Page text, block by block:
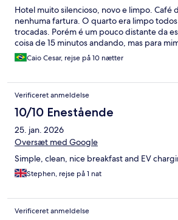
Hotel muito silencioso, novo e limpo. Café
nenhuma fartura. O quarto era limpo todos
trocadas. Porém é um pouco distante da
coisa de 15 minutos andando, mas para
Caio Cesar, rejse på 10 nætter
Verificeret anmeldelse
10/10 Enestående
25. jan. 2026
Oversæt med Google
Simple, clean, nice breakfast and EV
Stephen, rejse på 1 nat
Verificeret anmeldelse